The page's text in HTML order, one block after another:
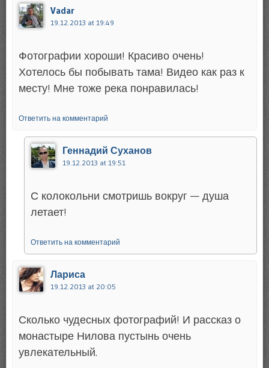
Vadar
19.12.2013 at 19:49
Фотографии хороши! Красиво очень!
Хотелось бы побывать тама! Видео как раз к
месту! Мне тоже река понравилась!
Ответить на комментарий
Геннадий Суханов
19.12.2013 at 19:51
С колокольни смотришь вокруг — душа
летает!
Ответить на комментарий
Лариса
19.12.2013 at 20:05
Сколько чудесных фотографий! И рассказ о
монастыре Нилова пустынь очень
увлекательный.